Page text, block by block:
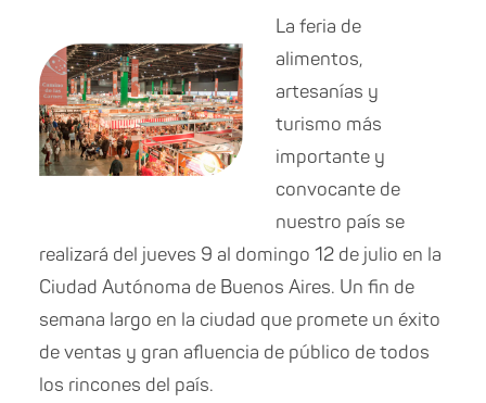
La feria de
alimentos,
artesanías y
turismo más
importante y
convocante de
nuestro país se
realizará del jueves 9 al domingo 12 de julio en la
Ciudad Autónoma de Buenos Aires. Un fin de
semana largo en la ciudad que promete un éxito
de ventas y gran afluencia de público de todos
los rincones del país.